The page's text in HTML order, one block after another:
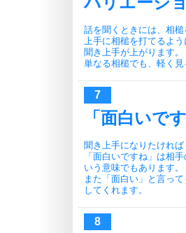
話を聞くときには、相槌
上手に相槌を打てるよ
聞き上手が上がります。
単なる相槌でも、軽く見
「面白いで
聞き上手になりたけれ
「面白いですね」は相
いう意味でもあります。
また「面白い」と言っ
してくれます。